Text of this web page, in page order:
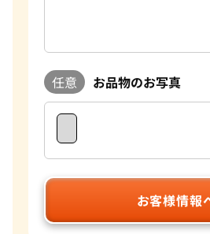
任意 お品物のお写真
お客様情報